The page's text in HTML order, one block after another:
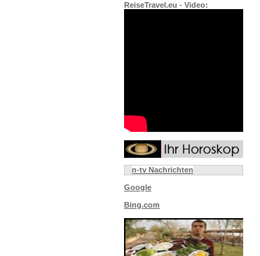
ReiseTravel.eu - Video:
n-tv Nachrichten
Google
Bing.com